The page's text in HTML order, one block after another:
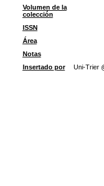
Volumen de la
colección
ISSN
Área
Notas
Insertado por
Uni-Trier